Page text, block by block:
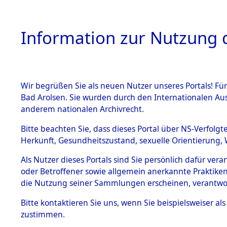
HOME
BESTÄNDE
Inhaftierungsdoku
mente
5. Verschiedenes
Todesmärsche
5.3.1 Alliierte
Information zur Nutzung
Wir begrüßen Sie als neuen Nutzer unseres Portals!
Bad Arolsen. Sie wurden durch den Internationalen
anderem nationalen Archivrecht.
Bitte beachten Sie, dass dieses Portal über NS-
Herkunft, Gesundheitszustand, sexuelle
Als Nutzer dieses Portals sind Sie persönlich dafür
oder Betroffener sowie allgemein anerkannte
die Nutzung seiner Sammlungen erscheinen,
Bitte kontaktieren Sie uns, wenn Sie beispielsweiser
zustimmen.